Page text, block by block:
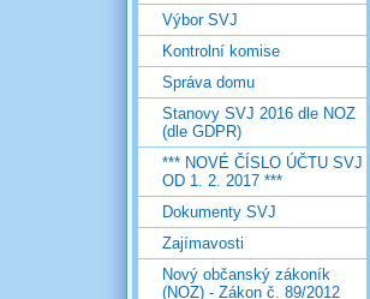
Výbor SVJ
Kontrolní komise
Správa domu
Stanovy SVJ 2016 dle NOZ
(dle GDPR)
*** NOVÉ ČÍSLO ÚČTU SVJ
OD 1. 2. 2017 ***
Dokumenty SVJ
Zajímavosti
Nový občanský zákoník
(NOZ) - Zákon č. 89/2012